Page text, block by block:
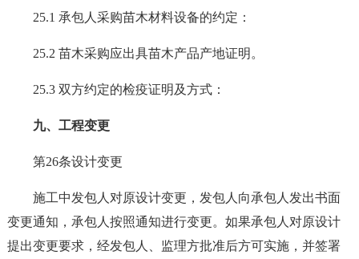
25.1 承包人采购苗木材料设备的约定：
25.2 苗木采购应出具苗木产品产地证明。
25.3 双方约定的检疫证明及方式：
九、工程变更
第26条设计变更
施工中发包人对原设计变更，发包人向承包人发出书面
变更通知，承包人按照通知进行变更。如果承包人对原设计
提出变更要求，经发包人、监理方批准后方可实施，并签署